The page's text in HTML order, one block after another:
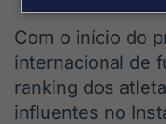
Com o início do
internacional de
ranking dos
influentes no